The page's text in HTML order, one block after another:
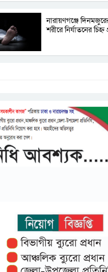
নারায়ণগঞ্জে
শরীরে নির্যাতনের